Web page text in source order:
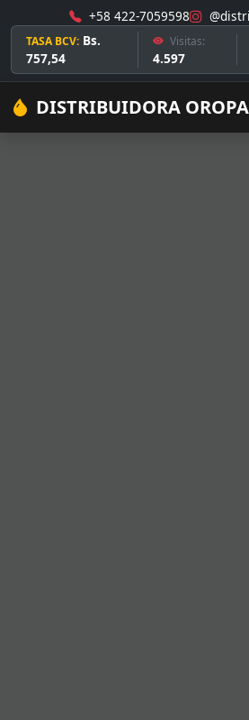
+58 422-7059598
TASA BCV: Bs.
757,54
Visitas:
4.597
DISTRIBUIDORA